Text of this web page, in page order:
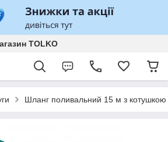
TOLKO
Шланг поливальний 15 м з